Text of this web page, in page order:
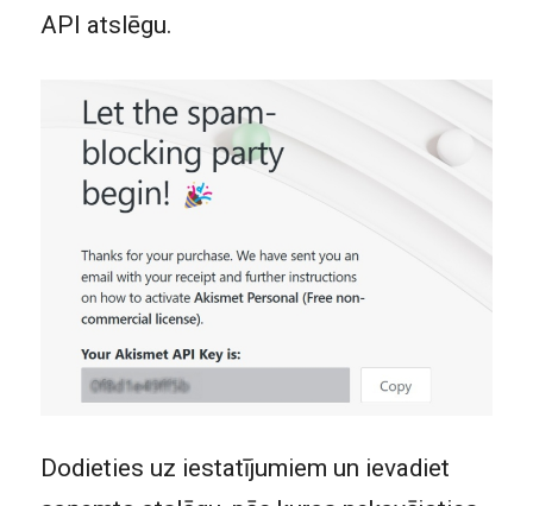
API atslēgu.
Dodieties uz iestatījumiem un ievadiet